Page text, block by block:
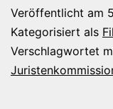
Veröffentlicht am
Kategorisiert als
Verschlagwortet